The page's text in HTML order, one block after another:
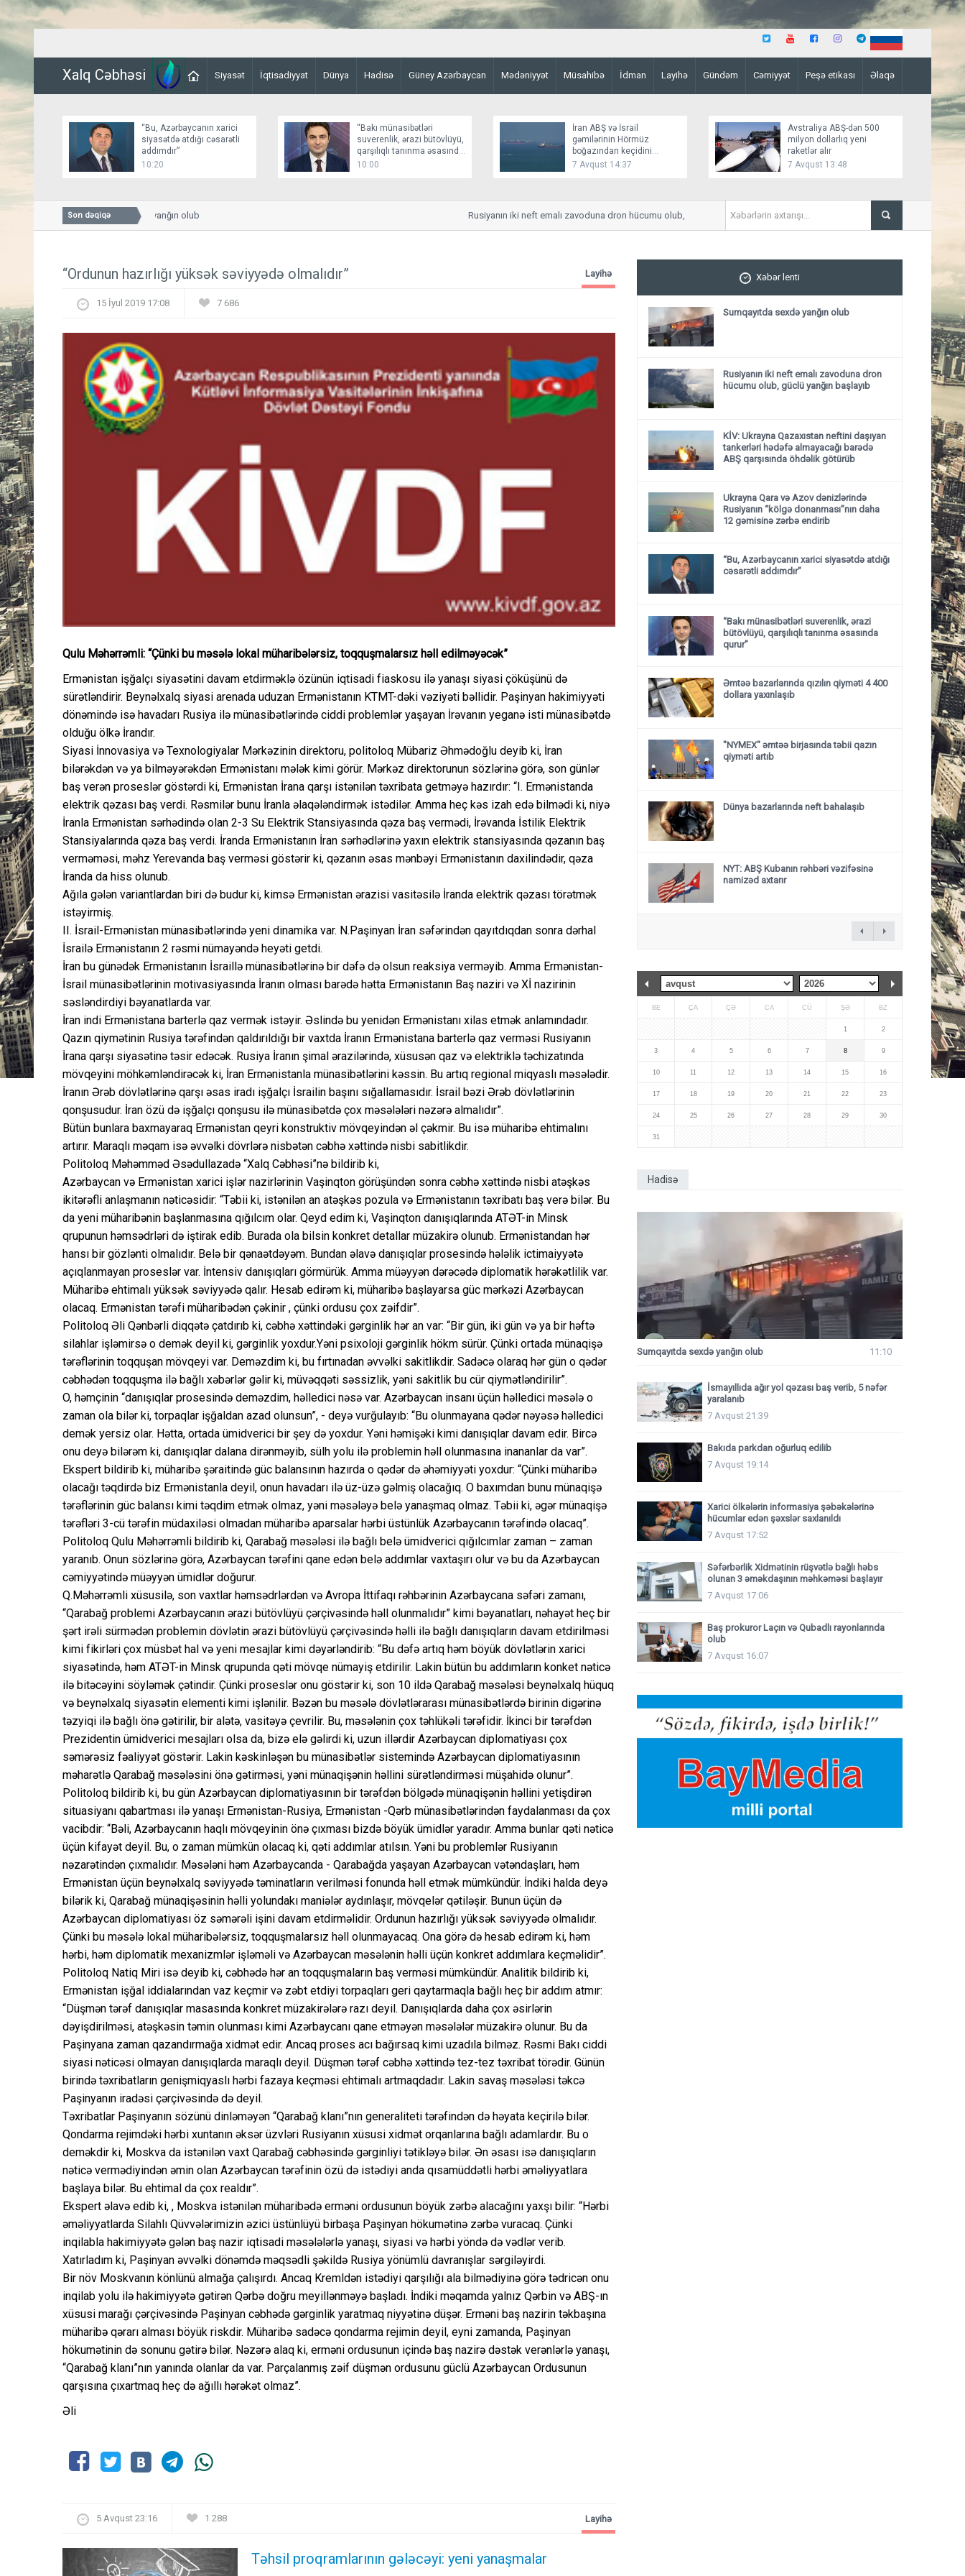
Xalq Cəbhəsi Siyasət İqtisadiyyat Dünya Hadisə Güney Azərbaycan Mədəniyyət Müsahibə İdman Layihə Gündəm Cəmiyyət Peşə etikası Əlaqə
“Bu, Azərbaycanın xarici
siyasətdə atdığı cəsarətli
addımdır”
10:20
“Bakı münasibətləri
suverenlik, ərazi bütövlüyü,
qarşılıqlı tanınma əsasında
qurur”
10:00
İran ABŞ və İsrail
gəmilərinin Hörmüz
boğazından keçidini
bağlayır
7 Avqust 14:37
Avstraliya ABŞ-dən 500
milyon dollarlıq yeni
raketlər alır
7 Avqust 13:48
Son dəqiqə
Sumqayıtda sexdə yanğın olub Rusiyanın iki neft emalı zavoduna dron hücumu olub, güclü yanğın başlayıb
KİV: Ukrayna Qazaxıstan
öhdəlik götürüb
“Ordunun hazırlığı yüksək səviyyədə olmalıdır” Layihə
15 İyul 2019 17:08 7 686
Qulu Məhərrəmli: “Çünki bu məsələ lokal müharibələrsiz, toqquşmalarsız həll edilməyəcək”
Ermənistan işğalçı siyasətini davam etdirməklə özünün iqtisadi fiaskosu ilə yanaşı siyasi çöküşünü də
sürətləndirir. Beynəlxalq siyasi arenada uduzan Ermənistanın KTMT-dəki vəziyəti bəllidir. Paşinyan hakimiyyəti
dönəmində isə havadarı Rusiya ilə münasibətlərində ciddi problemlər yaşayan İrəvanın yeganə isti münasibətdə
olduğu ölkə İrandır.
Siyasi İnnovasiya və Texnologiyalar Mərkəzinin direktoru, politoloq Mübariz Əhmədoğlu deyib ki, İran
bilərəkdən və ya bilməyərəkdən Ermənistanı mələk kimi görür. Mərkəz direktorunun sözlərinə görə, son günlər
baş verən proseslər göstərdi ki, Ermənistan İrana qarşı istənilən təxribata getməyə hazırdır: “I. Ermənistanda
elektrik qəzası baş verdi. Rəsmilər bunu İranla əlaqələndirmək istədilər. Amma heç kəs izah edə bilmədi ki, niyə
İranla Ermənistan sərhədində olan 2-3 Su Elektrik Stansiyasında qəza baş vermədi, İrəvanda İstilik Elektrik
Stansiyalarında qəza baş verdi. İranda Ermənistanın İran sərhədlərinə yaxın elektrik stansiyasında qəzanın baş
verməməsi, məhz Yerevanda baş verməsi göstərir ki, qəzanın əsas mənbəyi Ermənistanın daxilindədir, qəza
İranda da hiss olunub.
Ağıla gələn variantlardan biri də budur ki, kimsə Ermənistan ərazisi vasitəsilə İranda elektrik qəzası törətmək
istəyirmiş.
II. İsrail-Ermənistan münasibətlərində yeni dinamika var. N.Paşinyan İran səfərindən qayıtdıqdan sonra dərhal
İsrailə Ermənistanın 2 rəsmi nümayəndə heyəti getdi.
İran bu günədək Ermənistanın İsraillə münasibətlərinə bir dəfə də olsun reaksiya verməyib. Amma Ermənistan-
İsrail münasibətlərinin motivasiyasında İranın olması barədə hətta Ermənistanın Baş naziri və Xİ nazirinin
səsləndirdiyi bəyanatlarda var.
İran indi Ermənistana barterlə qaz vermək istəyir. Əslində bu yenidən Ermənistanı xilas etmək anlamındadır.
Qazın qiymətinin Rusiya tərəfindən qaldırıldığı bir vaxtda İranın Ermənistana barterlə qaz verməsi Rusiyanın
İrana qarşı siyasətinə təsir edəcək. Rusiya İranın şimal ərazilərində, xüsusən qaz və elektriklə təchizatında
mövqeyini möhkəmləndirəcək ki, İran Ermənistanla münasibətlərini kəssin. Bu artıq regional miqyaslı məsələdir.
İranın Ərəb dövlətlərinə qarşı əsas iradı işğalçı İsrailin başını sığallamasıdır. İsrail bəzi Ərəb dövlətlərinin
qonşusudur. İran özü də işğalçı qonşusu ilə münasibətdə çox məsələləri nəzərə almalıdır”.
Bütün bunlara baxmayaraq Ermənistan qeyri konstruktiv mövqeyindən əl çəkmir. Bu isə müharibə ehtimalını
artırır. Maraqlı məqam isə əvvəlki dövrlərə nisbətən cəbhə xəttində nisbi sabitlikdir.
Politoloq Məhəmməd Əsədullazadə “Xalq Cəbhəsi”nə bildirib ki,
Azərbaycan və Ermənistan xarici işlər nazirlərinin Vaşinqton görüşündən sonra cəbhə xəttində nisbi atəşkəs
ikitərəfli anlaşmanın nəticəsidir: “Təbii ki, istənilən an atəşkəs pozula və Ermənistanın təxribatı baş verə bilər. Bu
da yeni müharibənin başlanmasına qığılcım olar. Qeyd edim ki, Vaşinqton danışıqlarında ATƏT-in Minsk
qrupunun həmsədrləri də iştirak edib. Burada ola bilsin konkret detallar müzakirə olunub. Ermənistandan hər
hansı bir gözlənti olmalıdır. Belə bir qənaətdəyəm. Bundan əlavə danışıqlar prosesində hələlik ictimaiyyətə
açıqlanmayan proseslər var. İntensiv danışıqları görmürük. Amma müəyyən dərəcədə diplomatik hərəkətlilik var.
Müharibə ehtimalı yüksək səviyyədə qalır. Hesab edirəm ki, müharibə başlayarsa güc mərkəzi Azərbaycan
olacaq. Ermənistan tərəfi müharibədən çəkinir , çünki ordusu çox zəifdir”.
Politoloq Əli Qənbərli diqqətə çatdırıb ki, cəbhə xəttindəki gərginlik hər an var: “Bir gün, iki gün və ya bir həftə
silahlar işləmirsə o demək deyil ki, gərginlik yoxdur.Yəni psixoloji gərginlik hökm sürür. Çünki ortada münaqişə
tərəflərinin toqquşan mövqeyi var. Deməzdim ki, bu fırtınadan əvvəlki sakitlikdir. Sadəcə olaraq hər gün o qədər
cəbhədən toqquşma ilə bağlı xəbərlər gəlir ki, müvəqqəti səssizlik, yəni sakitlik bu cür qiymətləndirilir”.
O, həmçinin “danışıqlar prosesində deməzdim, həlledici nəsə var. Azərbaycan insanı üçün həlledici məsələ o
zaman ola bilər ki, torpaqlar işğaldan azad olunsun”, - deyə vurğulayıb: “Bu olunmayana qədər nəyəsə həlledici
demək yersiz olar. Hətta, ortada ümidverici bir şey də yoxdur. Yəni həmişəki kimi danışıqlar davam edir. Bircə
onu deyə bilərəm ki, danışıqlar dalana dirənməyib, sülh yolu ilə problemin həll olunmasına inananlar da var”.
Ekspert bildirib ki, müharibə şəraitində güc balansının hazırda o qədər də əhəmiyyəti yoxdur: “Çünki müharibə
olacağı təqdirdə biz Ermənistanla deyil, onun havadarı ilə üz-üzə gəlmiş olacağıq. O baxımdan bunu münaqişə
tərəflərinin güc balansı kimi təqdim etmək olmaz, yəni məsələyə belə yanaşmaq olmaz. Təbii ki, əgər münaqişə
tərəfləri 3-cü tərəfin müdaxiləsi olmadan müharibə aparsalar hərbi üstünlük Azərbaycanın tərəfində olacaq”.
Politoloq Qulu Məhərrəmli bildirib ki, Qarabağ məsələsi ilə bağlı belə ümidverici qığılcımlar zaman – zaman
yaranıb. Onun sözlərinə görə, Azərbaycan tərəfini qane edən belə addımlar vaxtaşırı olur və bu da Azərbaycan
cəmiyyətində müəyyən ümidlər doğurur.
Q.Məhərrəmli xüsusilə, son vaxtlar həmsədrlərdən və Avropa İttifaqı rəhbərinin Azərbaycana səfəri zamanı,
“Qarabağ problemi Azərbaycanın ərazi bütövlüyü çərçivəsində həll olunmalıdır” kimi bəyanatları, nəhayət heç bir
şərt irəli sürmədən problemin dövlətin ərazi bütövlüyü çərçivəsində həlli ilə bağlı danışıqların davam etdirilməsi
kimi fikirləri çox müsbət hal və yeni mesajlar kimi dəyərləndirib: “Bu dəfə artıq həm böyük dövlətlərin xarici
siyasətində, həm ATƏT-in Minsk qrupunda qəti mövqe nümayiş etdirilir. Lakin bütün bu addımların konket nəticə
ilə bitəcəyini söyləmək çətindir. Çünki proseslər onu göstərir ki, son 10 ildə Qarabağ məsələsi beynəlxalq hüquq
və beynəlxalq siyasətin elementi kimi işlənilir. Bəzən bu məsələ dövlətlərarası münasibətlərdə birinin digərinə
təzyiqi ilə bağlı önə gətirilir, bir alətə, vasitəyə çevrilir. Bu, məsələnin çox təhlükəli tərəfidir. İkinci bir tərəfdən
Prezidentin ümidverici mesajları olsa da, bizə elə gəlirdi ki, uzun illərdir Azərbaycan diplomatiyası çox
səmərəsiz fəaliyyət göstərir. Lakin kəskinləşən bu münasibətlər sistemində Azərbaycan diplomatiyasının
məharətlə Qarabağ məsələsini önə gətirməsi, yəni münaqişənin həllini sürətləndirməsi müşahidə olunur”.
Politoloq bildirib ki, bu gün Azərbaycan diplomatiyasının bir tərəfdən bölgədə münaqişənin həllini yetişdirən
situasiyanı qabartması ilə yanaşı Ermənistan-Rusiya, Ermənistan -Qərb münasibətlərindən faydalanması da çox
vacibdir: “Bəli, Azərbaycanın haqlı mövqeyinin önə çıxması bizdə böyük ümidlər yaradır. Amma bunlar qəti nəticə
üçün kifayət deyil. Bu, o zaman mümkün olacaq ki, qəti addımlar atılsın. Yəni bu problemlər Rusiyanın
nəzarətindən çıxmalıdır. Məsələni həm Azərbaycanda - Qarabağda yaşayan Azərbaycan vətəndaşları, həm
Ermənistan üçün beynəlxalq səviyyədə təminatların verilməsi fonunda həll etmək mümkündür. İndiki halda deyə
bilərik ki, Qarabağ münaqişəsinin həlli yolundakı maniələr aydınlaşır, mövqelər qətiləşir. Bunun üçün də
Azərbaycan diplomatiyası öz səmərəli işini davam etdirməlidir. Ordunun hazırlığı yüksək səviyyədə olmalıdır.
Çünki bu məsələ lokal müharibələrsiz, toqquşmalarsız həll olunmayacaq. Ona görə də hesab edirəm ki, həm
hərbi, həm diplomatik mexanizmlər işləməli və Azərbaycan məsələnin həlli üçün konkret addımlara keçməlidir”.
Politoloq Natiq Miri isə deyib ki, cəbhədə hər an toqquşmaların baş verməsi mümkündür. Analitik bildirib ki,
Ermənistan işğal iddialarından vaz keçmir və zəbt etdiyi torpaqları geri qaytarmaqla bağlı heç bir addım atmır:
“Düşmən tərəf danışıqlar masasında konkret müzakirələrə razı deyil. Danışıqlarda daha çox əsirlərin
dəyişdirilməsi, atəşkəsin təmin olunması kimi Azərbaycanı qane etməyən məsələlər müzakirə olunur. Bu da
Paşinyana zaman qazandırmağa xidmət edir. Ancaq proses acı bağırsaq kimi uzadıla bilməz. Rəsmi Bakı ciddi
siyasi nəticəsi olmayan danışıqlarda maraqlı deyil. Düşmən tərəf cəbhə xəttində tez-tez təxribat törədir. Günün
birində təxribatların genişmiqyaslı hərbi fazaya keçməsi ehtimalı artmaqdadır. Lakin savaş məsələsi təkcə
Paşinyanın iradəsi çərçivəsində də deyil.
Təxribatlar Paşinyanın sözünü dinləməyən “Qarabağ klanı”nın generaliteti tərəfindən də həyata keçirilə bilər.
Qondarma rejimdəki hərbi xuntanın əksər üzvləri Rusiyanın xüsusi xidmət orqanlarına bağlı adamlardır. Bu o
deməkdir ki, Moskva da istənilən vaxt Qarabağ cəbhəsində gərginliyi tətikləyə bilər. Ən əsası isə danışıqların
nəticə vermədiyindən əmin olan Azərbaycan tərəfinin özü də istədiyi anda qısamüddətli hərbi əməliyyatlara
başlaya bilər. Bu ehtimal da çox realdır”.
Ekspert əlavə edib ki, , Moskva istənilən müharibədə erməni ordusunun böyük zərbə alacağını yaxşı bilir: “Hərbi
əməliyyatlarda Silahlı Qüvvələrimizin əzici üstünlüyü birbaşa Paşinyan hökumətinə zərbə vuracaq. Çünki
inqilabla hakimiyyətə gələn baş nazir iqtisadi məsələlərlə yanaşı, siyasi və hərbi yöndə də vədlər verib.
Xatırladım ki, Paşinyan əvvəlki dönəmdə məqsədli şəkildə Rusiya yönümlü davranışlar sərgiləyirdi.
Bir növ Moskvanın könlünü almağa çalışırdı. Ancaq Kremldən istədiyi qarşılığı ala bilmədiyinə görə tədricən onu
inqilab yolu ilə hakimiyyətə gətirən Qərbə doğru meyillənməyə başladı. İndiki məqamda yalnız Qərbin və ABŞ-ın
xüsusi marağı çərçivəsində Paşinyan cəbhədə gərginlik yaratmaq niyyətinə düşər. Erməni baş nazirin təkbaşına
müharibə qərarı alması böyük riskdir. Müharibə sadəcə qondarma rejimin deyil, eyni zamanda, Paşinyan
hökumətinin də sonunu gətirə bilər. Nəzərə alaq ki, erməni ordusunun içində baş nazirə dəstək verənlərlə yanaşı,
“Qarabağ klanı”nın yanında olanlar da var. Parçalanmış zəif düşmən ordusunu güclü Azərbaycan Ordusunun
qarşısına çıxartmaq heç də ağıllı hərəkət olmaz”.
Əli
5 Avqust 23:16 1 288
Təhsil proqramlarının gələcəyi: yeni yanaşmalar
Layihə
Xəbər lenti
Sumqayıtda sexdə yanğın olub
Rusiyanın iki neft emalı zavoduna dron
hücumu olub, güclü yanğın başlayıb
KİV: Ukrayna Qazaxıstan neftini daşıyan
tankerləri hədəfə almayacağı barədə
ABŞ qarşısında öhdəlik götürüb
Ukrayna Qara və Azov dənizlərində
Rusiyanın “kölgə donanması”nın daha
12 gəmisinə zərbə endirib
“Bu, Azərbaycanın xarici siyasətdə atdığı
cəsarətli addımdır”
“Bakı münasibətləri suverenlik, ərazi
bütövlüyü, qarşılıqlı tanınma əsasında
qurur”
Əmtəə bazarlarında qızılın qiyməti 4 400
dollara yaxınlaşıb
"NYMEX" əmtəə birjasında təbii qazın
qiyməti artıb
Dünya bazarlarında neft bahalaşıb
NYT: ABŞ Kubanın rəhbəri vəzifəsinə
namizəd axtarır
BE ÇA ÇƏ CA CÜ ŞƏ BZ
1 2
3 4 5 6 7 8 9
10 11 12 13 14 15 16
17 18 19 20 21 22 23
24 25 26 27 28 29 30
31
Hadisə
Sumqayıtda sexdə yanğın olub 11:10
İsmayıllıda ağır yol qəzası baş verib, 5 nəfər
yaralanıb
7 Avqust 21:39
Bakıda parkdan oğurluq edilib
7 Avqust 19:14
Xarici ölkələrin informasiya şəbəkələrinə
hücumlar edən şəxslər saxlanıldı
7 Avqust 17:52
Səfərbərlik Xidmətinin rüşvətlə bağlı həbs
olunan 3 əməkdaşının məhkəməsi başlayır
7 Avqust 17:06
Baş prokuror Laçın və Qubadlı rayonlarında
olub
7 Avqust 16:07